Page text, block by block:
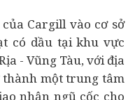
Cargill vào cơ sở
có dầu tại khu vực
- Vũng Tàu, với địa
một trung tâm
nhận ngũ cốc cho